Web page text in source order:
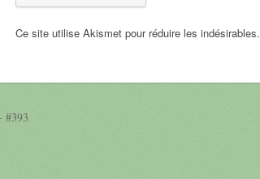
Ce site utilise Akismet pour réduire les indésirables.